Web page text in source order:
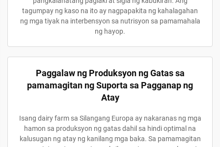
tagumpay ng kaso na ito ay nagpapakita ng kahalagahan
ng mga tiyak na interbensyon sa nutrisyon sa pamamahala
ng hayop.
Paggalaw ng Produksyon ng Gatas sa
pamamagitan ng Suporta sa Pagganap ng
Atay
Isang dairy farm sa Silangang Europa ay nakaranas ng mga
hamon sa produksyon ng gatas dahil sa hindi optimal na
kalusugan ng atay ng kanilang mga baka. Sa pamamagitan